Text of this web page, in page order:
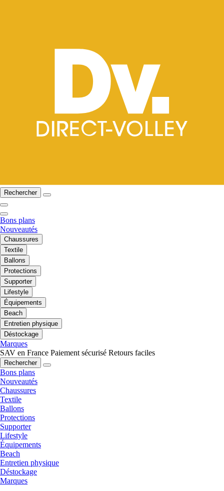
Rechercher
Bons plans
Nouveautés
Chaussures
Textile
Ballons
Protections
Supporter
Lifestyle
Équipements
Beach
Entretien physique
Déstockage
Marques
SAV en France Paiement sécurisé Retours faciles
Rechercher
Bons plans
Nouveautés
Chaussures
Textile
Ballons
Protections
Supporter
Lifestyle
Équipements
Beach
Entretien physique
Déstockage
Marques